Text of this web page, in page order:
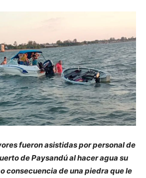
fueron asistidas por personal de
de Paysandú al hacer agua su
consecuencia de una piedra que le